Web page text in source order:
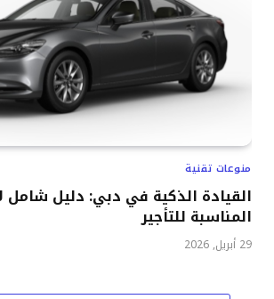
منوعات تقنية
القيادة الذكية في دبي: دليل شامل
المناسبة للتأجير
29 أبريل, 2026